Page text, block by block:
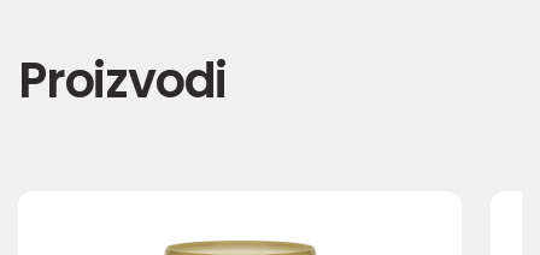
Proizvodi